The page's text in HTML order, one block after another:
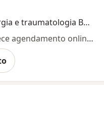
Retorno de consultas Cirurgia e traumatologia Buco-maxilo-facial
Esse especialista não oferece agendamento online para esse endereço.